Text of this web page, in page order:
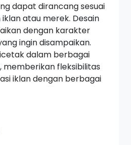
dapat dirancang sesuai
atau merek. Desain
dengan karakter
ingin disampaikan.
dalam berbagai
memberikan fleksibilitas
iklan dengan berbagai